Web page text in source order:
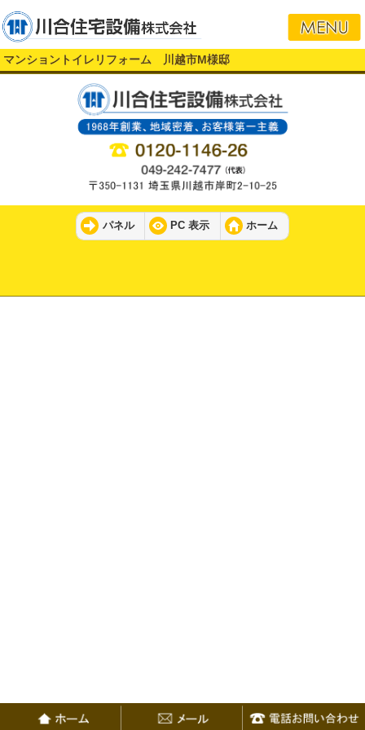
マンショントイレリフォーム 川越市M様邸
パネル PC 表示 ホーム